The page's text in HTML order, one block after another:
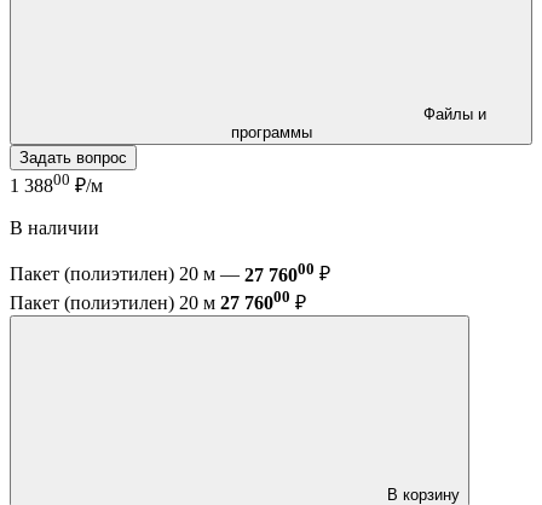
программы
Задать вопрос
1 38800 ₽/м
В наличии
Пакет (полиэтилен) 20 м — 27 76000 ₽
Пакет (полиэтилен) 20 м 27 76000 ₽
В корзину